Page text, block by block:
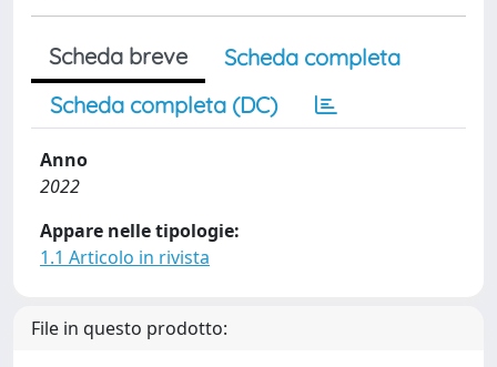
Scheda breve
Scheda completa
Scheda completa (DC)
Anno
2022
Appare nelle tipologie:
1.1 Articolo in rivista
File in questo prodotto: